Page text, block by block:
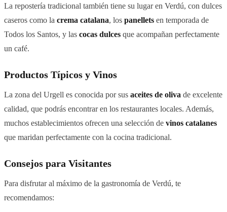
La repostería tradicional también tiene su lugar en Verdú, con dulces
caseros como la crema catalana, los panellets en temporada de
Todos los Santos, y las cocas dulces que acompañan perfectamente
un café.
Productos Típicos y Vinos
La zona del Urgell es conocida por sus aceites de oliva de excelente
calidad, que podrás encontrar en los restaurantes locales. Además,
muchos establecimientos ofrecen una selección de vinos catalanes
que maridan perfectamente con la cocina tradicional.
Consejos para Visitantes
Para disfrutar al máximo de la gastronomía de Verdú, te
recomendamos: